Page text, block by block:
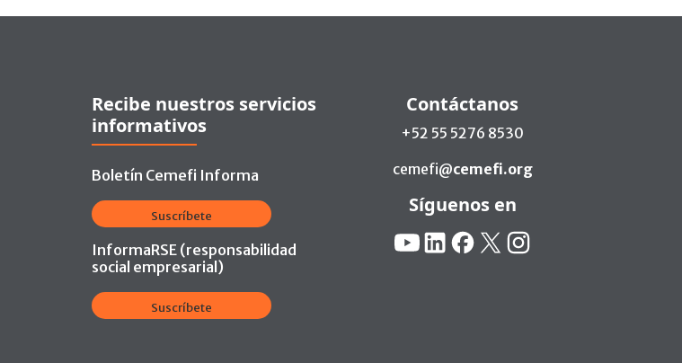
Recibe nuestros servicios
informativos
Boletín Cemefi Informa
Suscríbete
InformaRSE (responsabilidad
social empresarial)
Suscríbete
Contáctanos
+52 55 5276 8530
cemefi@cemefi.org
Síguenos en
Redes Sociales:
YouTubeLinkedinFacebook
X Instagram